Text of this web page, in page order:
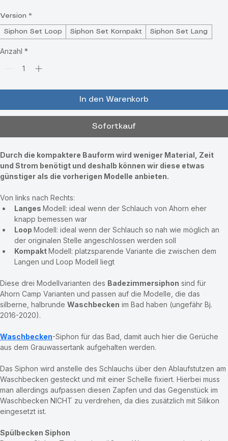
Version *
Siphon Set Loop Siphon Set Kompakt Siphon Set Lang
In den Warenkorb
Sofortkauf
Durch die kompaktere Bauform wird weniger Material, Zeit
und Strom benötigt und deshalb können wir diese etwas
Von links nach Rechts:
Langes Modell: ideal wenn der Schlauch von Ahorn eher
knapp bemessen war
Loop Modell: ideal wenn der Schlauch so nah wie möglich an
der originalen Stelle angeschlossen werden soll
Kompakt Modell: platzsparende Variante die zwischen dem
Diese drei Modellvarianten des Badezimmersiphon sind für
Ahorn Camp Varianten und passen auf die Modelle, die das
silberne, halbrunde
Waschbecken-Siphon für das Bad, damit auch hier die Gerüche
Das Siphon wird anstelle des Schlauchs über den Ablaufstutzen am
Waschbecken gesteckt und mit einer Schelle fixiert. Hierbei muss
man allerdings aufpassen diesen Zapfen und das Gegenstück im
Waschbecken NICHT zu verdrehen, da dies zusätzlich mit Silikon